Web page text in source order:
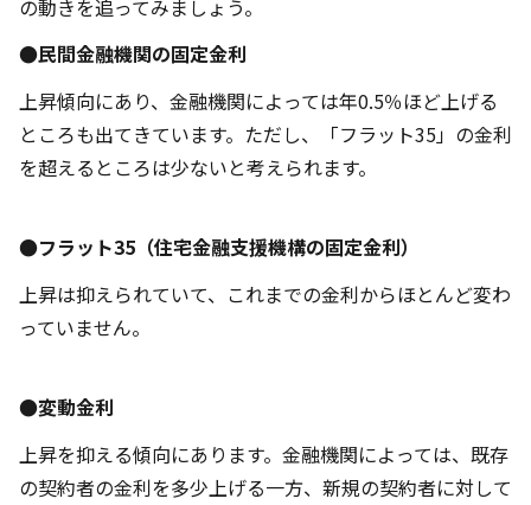
の動きを追ってみましょう。
●民間金融機関の固定金利
上昇傾向にあり、金融機関によっては年0.5％ほど上げる
ところも出てきています。ただし、「フラット35」の金利
を超えるところは少ないと考えられます。
●フラット35（住宅金融支援機構の固定金利）
上昇は抑えられていて、これまでの金利からほとんど変わ
っていません。
●変動金利
上昇を抑える傾向にあります。金融機関によっては、既存
の契約者の金利を多少上げる一方、新規の契約者に対して